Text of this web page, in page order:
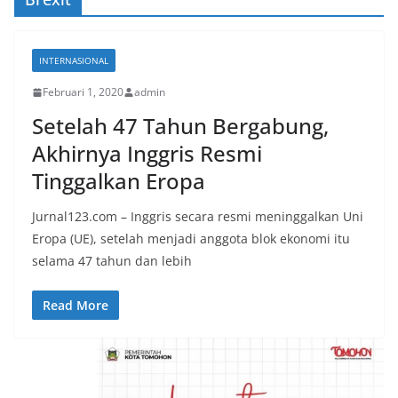
INTERNASIONAL
Februari 1, 2020 admin
Setelah 47 Tahun Bergabung,
Akhirnya Inggris Resmi
Tinggalkan Eropa
Jurnal123.com – Inggris secara resmi meninggalkan Uni
Eropa (UE), setelah menjadi anggota blok ekonomi itu
selama 47 tahun dan lebih
Read More